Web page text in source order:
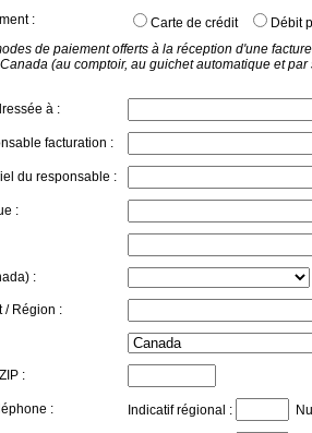
:
Carte de crédit
Débit
de paiement offerts à la réception d'une
(au comptoir, au guichet automatique et
à :
facturation :
du responsable :
:
:
/ Région :
:
: Indicatif régional :